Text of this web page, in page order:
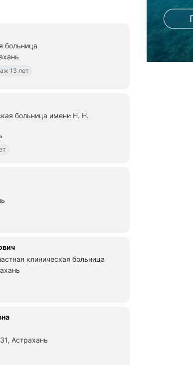
больница
13 лет
больница имени Н. Н.
клиническая больница
Астрахань